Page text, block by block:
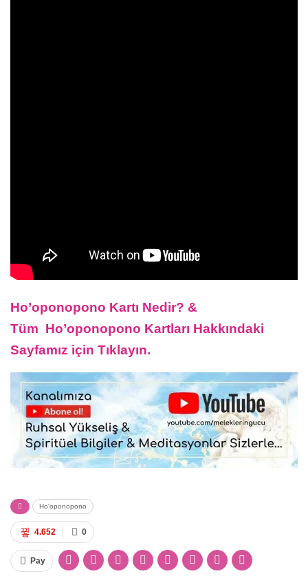
Ho’oponopono Kartı Nedir? &
Tüm Ho’oponopono Kartları Hakkındaki
Sayfamız için Tıklayın.
Ho'oponopono
0
4.652
Pay